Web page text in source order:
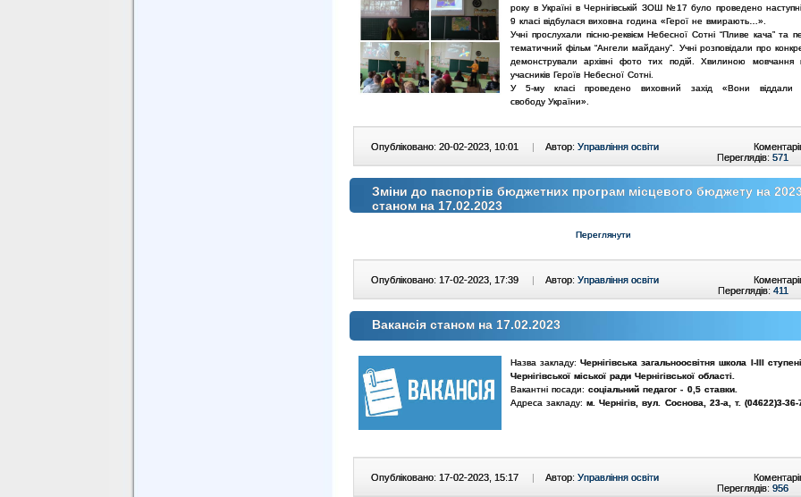
року в Україні в Чернігівській ЗОШ №17 було проведено наступні
9 класі відбулася виховна година «Герої не вмирають…».
Учні прослухали пісню-реквієм Небесної Сотні “Пливе кача” та
тематичний фільм “Ангели майдану”. Учні розповідали про
демонстрували архівні фото тих подій. Хвилиною мовчання
учасників Героїв Небесної Сотні.
У 5-му класі проведено виховний захід «Вони віддали
свободу України».
Опубліковано: 20-02-2023, 10:01 | Автор: Управління освіти
Переглядів: 571
Зміни до паспортів бюджетних програм місцевого бюджету на
станом на 17.02.2023
Переглянути
Опубліковано: 17-02-2023, 17:39 | Автор: Управління освіти
Переглядів: 411
Вакансія станом на 17.02.2023
Назва закладу:Чернігівська загальноосвітня школа І-ІІІ
Чернігівської міської ради Чернігівської області.
Вакантні посади:соціальний педагог - 0,5 ставки.
Адреса закладу: м. Чернігів, вул. Соснова, 23-а т. (04622)3-36-
Опубліковано: 17-02-2023, 15:17 | Автор: Управління освіти
Переглядів: 956